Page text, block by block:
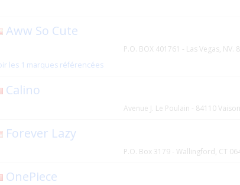
Aww So Cute
P.O. BOX 401761 - Las Vegas, NV.
les 1 marques référencées
Calino
Avenue J. Le Poulain - 84110
Forever Lazy
P.O. Box 3179 - Wallingford, CT
OnePiece